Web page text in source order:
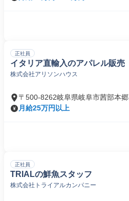
正社員
イタリア直輸入のアパレル販売
株式会社アリソンハウス
〒500-8262岐阜県岐阜市茜部本郷
月給25万円以上
正社員
TRIALの鮮魚スタッフ
株式会社トライアルカンパニー